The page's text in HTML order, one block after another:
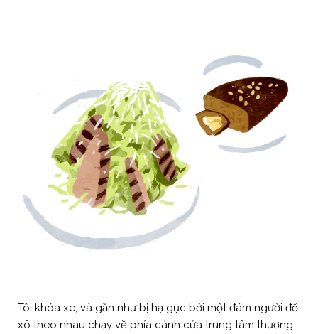
Tôi khóa xe, và gần như bị hạ gục bởi một đám người đổ
xô theo nhau chạy về phía cánh cửa trung tâm thương